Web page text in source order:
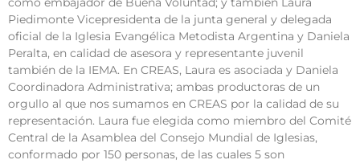
Piedimonte Vicepresidenta de la junta general y delegada
oficial de la Iglesia Evangélica Metodista Argentina y Daniela
Peralta, en calidad de asesora y representante juvenil
también de la IEMA. En CREAS, Laura es asociada y Daniela
Coordinadora Administrativa; ambas productoras de un
orgullo al que nos sumamos en CREAS por la calidad de su
representación. Laura fue elegida como miembro del Comité
Central de la Asamblea del Consejo Mundial de Iglesias,
conformado por 150 personas, de las cuales 5 son